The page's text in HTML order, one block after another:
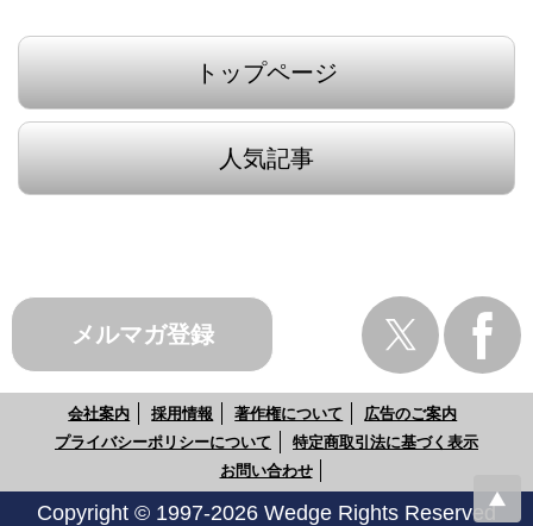
トップページ
人気記事
メルマガ登録
会社案内 採用情報 著作権について
広告のご案内
プライバシーポリシーについて
特定商取引法に基づく表示
お問い合わせ
Copyright © 1997-2026 Wedge Rights Reserved